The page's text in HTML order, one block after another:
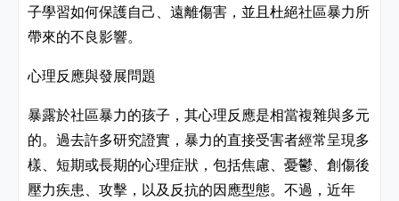
子學習如何保護自己、遠離傷害，並且杜絕社區暴力所
帶來的不良影響。
心理反應與發展問題
暴露於社區暴力的孩子，其心理反應是相當複雜與多元
的。過去許多研究證實，暴力的直接受害者經常呈現多
樣、短期或長期的心理症狀，包括焦慮、憂鬱、創傷後
壓力疾患、攻擊，以及反抗的因應型態。不過，近年